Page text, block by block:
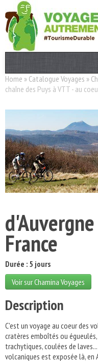
Actualités
Destinations
Acteurs
Thèmes
Home » Catalogue Voyages »
chaîne des Puys à VTT - au
France
Durée : 5 jours
Voir sur Chamina Voyages
Description
C'est un voyage au coeur des
cratères emboîtés ou
trachytiques, coulées de
volcaniques est exposée là, en